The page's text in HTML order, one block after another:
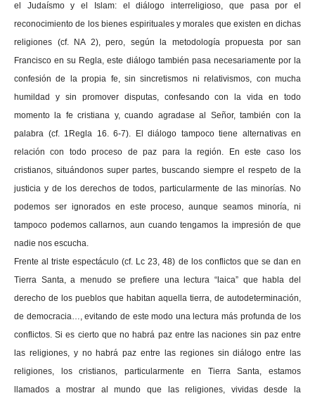
el Judaísmo y el Islam: el diálogo interreligioso, que pasa por el
reconocimiento de los bienes espirituales y morales que existen en dichas
religiones (cf. NA 2), pero, según la metodología propuesta por san
Francisco en su Regla, este diálogo también pasa necesariamente por la
confesión de la propia fe, sin sincretismos ni relativismos, con mucha
humildad y sin promover disputas, confesando con la vida en todo
momento la fe cristiana y, cuando agradase al Señor, también con la
palabra (cf. 1Regla 16. 6-7). El diálogo tampoco tiene alternativas en
relación con todo proceso de paz para la región. En este caso los
cristianos, situándonos super partes, buscando siempre el respeto de la
justicia y de los derechos de todos, particularmente de las minorías. No
podemos ser ignorados en este proceso, aunque seamos minoría, ni
tampoco podemos callarnos, aun cuando tengamos la impresión de que
nadie nos escucha.
Frente al triste espectáculo (cf. Lc 23, 48) de los conflictos que se dan en
Tierra Santa, a menudo se prefiere una lectura “laica” que habla del
derecho de los pueblos que habitan aquella tierra, de autodeterminación,
de democracia…, evitando de este modo una lectura más profunda de los
conflictos. Si es cierto que no habrá paz entre las naciones sin paz entre
las religiones, y no habrá paz entre las regiones sin diálogo entre las
religiones, los cristianos, particularmente en Tierra Santa, estamos
llamados a mostrar al mundo que las religiones, vividas desde la